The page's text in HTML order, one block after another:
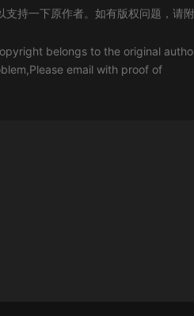
持一下原作者。如有版权问题，请
belongs to the original
email with proof of